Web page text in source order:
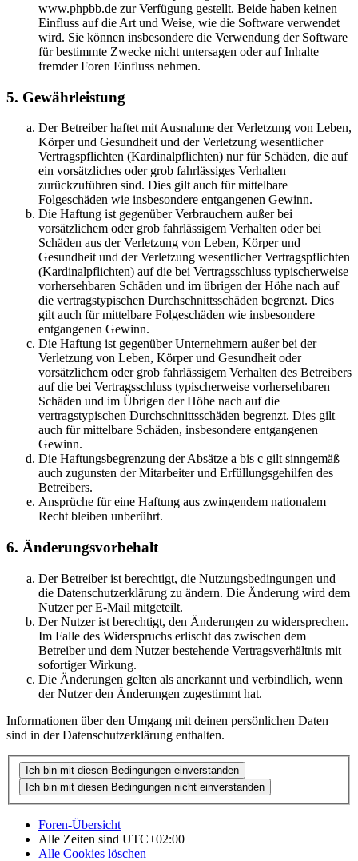
www.phpbb.de zur Verfügung gestellt. Beide haben keinen
Einfluss auf die Art und Weise, wie die Software verwendet
wird. Sie können insbesondere die Verwendung der Software
für bestimmte Zwecke nicht untersagen oder auf Inhalte
fremder Foren Einfluss nehmen.
5. Gewährleistung
Der Betreiber haftet mit Ausnahme der Verletzung von Leben,
Körper und Gesundheit und der Verletzung wesentlicher
Vertragspflichten (Kardinalpflichten) nur für Schäden, die auf
ein vorsätzliches oder grob fahrlässiges Verhalten
zurückzuführen sind. Dies gilt auch für mittelbare
Folgeschäden wie insbesondere entgangenen Gewinn.
Die Haftung ist gegenüber Verbrauchern außer bei
vorsätzlichem oder grob fahrlässigem Verhalten oder bei
Schäden aus der Verletzung von Leben, Körper und
Gesundheit und der Verletzung wesentlicher Vertragspflichten
(Kardinalpflichten) auf die bei Vertragsschluss typischerweise
vorhersehbaren Schäden und im übrigen der Höhe nach auf
die vertragstypischen Durchschnittsschäden begrenzt. Dies
gilt auch für mittelbare Folgeschäden wie insbesondere
entgangenen Gewinn.
Die Haftung ist gegenüber Unternehmern außer bei der
Verletzung von Leben, Körper und Gesundheit oder
vorsätzlichem oder grob fahrlässigem Verhalten des Betreibers
auf die bei Vertragsschluss typischerweise vorhersehbaren
Schäden und im Übrigen der Höhe nach auf die
vertragstypischen Durchschnittsschäden begrenzt. Dies gilt
auch für mittelbare Schäden, insbesondere entgangenen
Gewinn.
Die Haftungsbegrenzung der Absätze a bis c gilt sinngemäß
auch zugunsten der Mitarbeiter und Erfüllungsgehilfen des
Betreibers.
Ansprüche für eine Haftung aus zwingendem nationalem
Recht bleiben unberührt.
6. Änderungsvorbehalt
Der Betreiber ist berechtigt, die Nutzungsbedingungen und
die Datenschutzerklärung zu ändern. Die Änderung wird dem
Nutzer per E-Mail mitgeteilt.
Der Nutzer ist berechtigt, den Änderungen zu widersprechen.
Im Falle des Widerspruchs erlischt das zwischen dem
Betreiber und dem Nutzer bestehende Vertragsverhältnis mit
sofortiger Wirkung.
Die Änderungen gelten als anerkannt und verbindlich, wenn
der Nutzer den Änderungen zugestimmt hat.
Informationen über den Umgang mit deinen persönlichen Daten
sind in der Datenschutzerklärung enthalten.
Foren-Übersicht
Alle Zeiten sind UTC+02:00
Alle Cookies löschen